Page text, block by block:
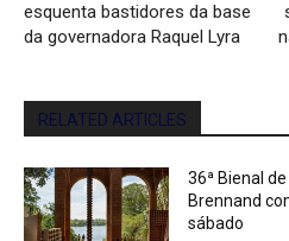
esquenta bastidores da base
da governadora Raquel Lyra
RELATED ARTICLES
36ª Bienal
Brennand
sábado